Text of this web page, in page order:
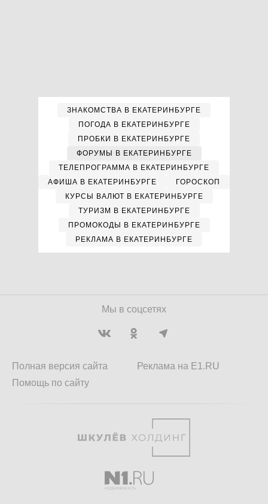
ЗНАКОМСТВА В ЕКАТЕРИНБУРГЕ
ПОГОДА В ЕКАТЕРИНБУРГЕ
ПРОБКИ В ЕКАТЕРИНБУРГЕ
ФОРУМЫ В ЕКАТЕРИНБУРГЕ
ТЕЛЕПРОГРАММА В ЕКАТЕРИНБУРГЕ
АФИША В ЕКАТЕРИНБУРГЕ
ГОРОСКОП
КУРСЫ ВАЛЮТ В ЕКАТЕРИНБУРГЕ
ТУРИЗМ В ЕКАТЕРИНБУРГЕ
ПРОМОКОДЫ В ЕКАТЕРИНБУРГЕ
РЕКЛАМА В ЕКАТЕРИНБУРГЕ
Мы в соцсетях
Полная версия сайта
Помощь по сайту
Реклама на E1.RU